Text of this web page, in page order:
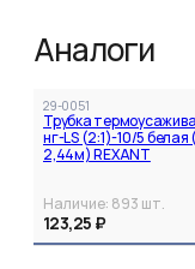
Аналоги
29-0051
Трубка
нг-LS (2:1)-10/5 белая
2,44м) REXANT
Наличие: 893 шт.
123,25 ₽